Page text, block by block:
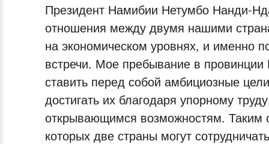
Президент Намибии Нетумбо Нанди-
отношения между двумя нашими
на экономическом уровнях, и именно
встречи. Мое пребывание в провинции
ставить перед собой амбициозные
достигать их благодаря упорному
открывающимся возможностям. Таким
которых две страны могут